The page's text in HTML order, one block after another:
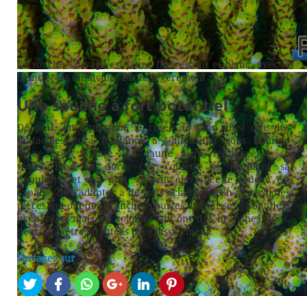
Une colonie sauvage à une dizaine de mètres de profondeur.
La souche sauvage est jaune fluorescent et blanc, avec le
blanc et les tentacules bruns légèrement rosés.
Une souche à fort potentiel
De plus, en aquarium, le rosée de fond ainsi que des
tentacules aura tendance à s’intensifier sous lumière
bleue très intense. Le jaune aura tendance à se
transformer en doré. Ces couleur or justifient sa
popularité et son prix souvent élevé. Cette souche est
capable de s’adapter à de forts éclairages. En général, les
pièces qui ont des branches courtes et épaisses y sont déjà
préparées, mais les colonies qui ont des branches fines,
devront y être adaptées progressivement.
Partager sur